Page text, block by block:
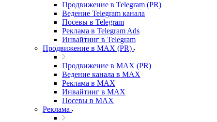
Продвижение в Telegram (PR)
Ведение Telegram канала
Посевы в Telegram
Реклама в Telegram Ads
Инвайтинг в Telegram
Продвижение в MAX (PR)
Продвижение в MAX (PR)
Ведение канала в MAX
Реклама в MAX
Инвайтинг в MAX
Посевы в MAX
Реклама